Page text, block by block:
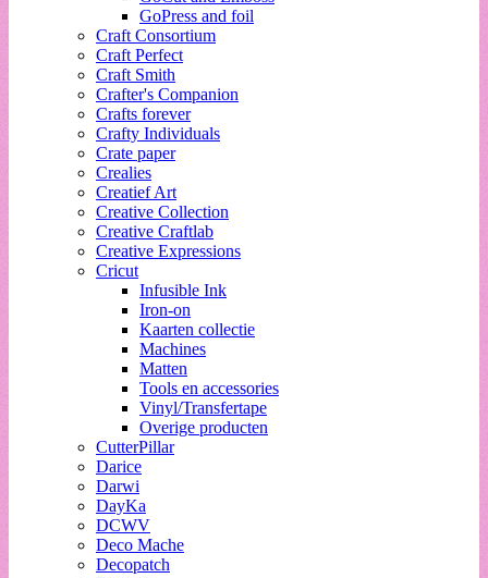
GoPress and foil
Craft Consortium
Craft Perfect
Craft Smith
Crafter's Companion
Crafts forever
Crafty Individuals
Crate paper
Crealies
Creatief Art
Creative Collection
Creative Craftlab
Creative Expressions
Cricut
Infusible Ink
Iron-on
Kaarten collectie
Machines
Matten
Tools en accessories
Vinyl/Transfertape
Overige producten
CutterPillar
Darice
Darwi
DayKa
DCWV
Deco Mache
Decopatch